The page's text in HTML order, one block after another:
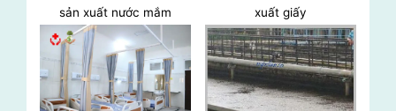
sản xuất nước mắm xuất giấy